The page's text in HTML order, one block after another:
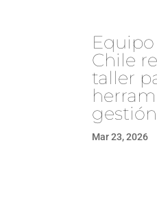
Chile
taller
Mar 23, 2026